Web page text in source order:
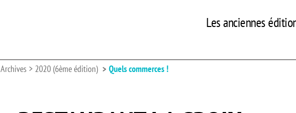
Les anciennes
Archives 2020 (6ème édition) Quels commerces !